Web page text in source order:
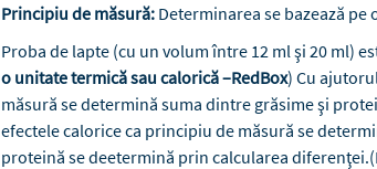
Principiu de măsură: Determinarea se bazează
Proba de lapte (cu un volum între 12 ml şi 20 ml)
o unitate termică sau calorică –RedBox) Cu
măsură se determină suma dintre grăsime şi
efectele calorice ca principiu de măsură se
proteină se deetermină prin calcularea